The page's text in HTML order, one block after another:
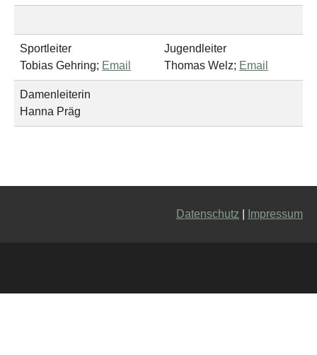
Sportleiter
Tobias Gehring; Email
Jugendleiter
Thomas Welz; Email
Damenleiterin
Hanna Präg
Datenschutz Impressum